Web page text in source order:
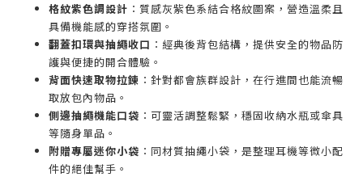
格紋紫色調設計 ：質感灰紫色系結合格紋圖案，營造溫柔且
具備機能感的穿搭氛圍。
翻蓋扣環與抽繩收口 ：經典後背包結構，提供安全的物品防
護與便捷的開合體驗。
背面快速取物拉鍊 ：針對都會族群設計，在行進間也能流暢
取放包內物品。
側邊抽繩機能口袋 ：可靈活調整鬆緊，穩固收納水瓶或傘具
等隨身單品。
附贈專屬迷你小袋 ：同材質抽繩小袋，是整理耳機等微小配
件的絕佳幫手。